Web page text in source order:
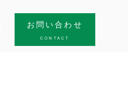
お問い合わせ
CONTACT